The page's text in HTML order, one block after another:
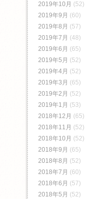
2019年10月 (52)
2019年9月 (60)
2019年8月 (57)
2019年7月 (48)
2019年6月 (65)
2019年5月 (52)
2019年4月 (52)
2019年3月 (65)
2019年2月 (52)
2019年1月 (53)
2018年12月 (65)
2018年11月 (52)
2018年10月 (52)
2018年9月 (65)
2018年8月 (52)
2018年7月 (60)
2018年6月 (57)
2018年5月 (52)